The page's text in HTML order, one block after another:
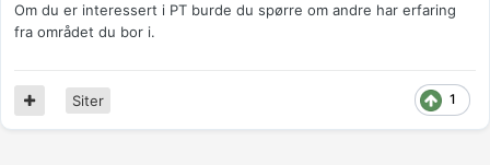
Om du er interessert i PT burde du spørre om andre har erfaring
fra området du bor i.
1
Siter